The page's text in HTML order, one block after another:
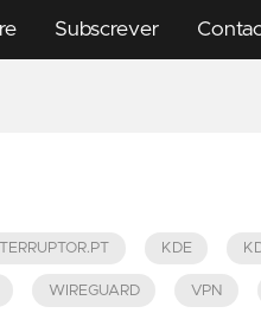
Subscrever
KDE
WIREGUARD VPN